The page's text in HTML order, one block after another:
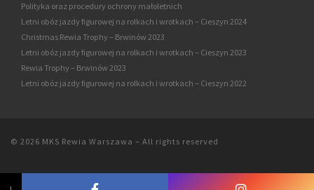
Polityka oraz procedury ochrony małoletnich
Letni obóz jazdy figurowej na rolkach i wrotkach – Cieszyn 2024
Christmas Rewia Trophy – Brwinów 2023
Letni obóz jazdy figurowej na rolkach i wrotkach – Cieszyn 2023
Rewia Trophy – Brwinów 2023
Letni obóz jazdy figurowej na rolkach i wrotkach – Cieszyn 2022
© 2026 MKS Rewia Warszawa – All rights reserved